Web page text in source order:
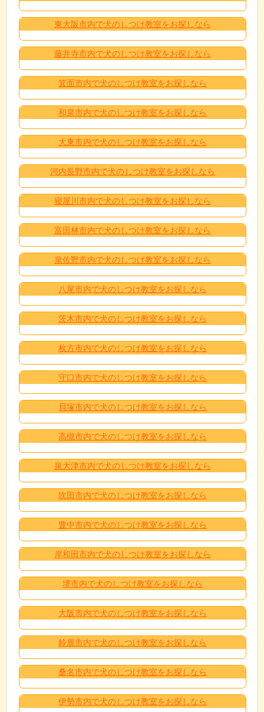
東大阪市内で犬のしつけ教室をお探しなら
藤井寺市内で犬のしつけ教室をお探しなら
箕面市内で犬のしつけ教室をお探しなら
和泉市内で犬のしつけ教室をお探しなら
大東市内で犬のしつけ教室をお探しなら
河内長野市内で犬のしつけ教室をお探しなら
寝屋川市内で犬のしつけ教室をお探しなら
富田林市内で犬のしつけ教室をお探しなら
泉佐野市内で犬のしつけ教室をお探しなら
八尾市内で犬のしつけ教室をお探しなら
茨木市内で犬のしつけ教室をお探しなら
枚方市内で犬のしつけ教室をお探しなら
守口市内で犬のしつけ教室をお探しなら
貝塚市内で犬のしつけ教室をお探しなら
高槻市内で犬のしつけ教室をお探しなら
泉大津市内で犬のしつけ教室をお探しなら
吹田市内で犬のしつけ教室をお探しなら
豊中市内で犬のしつけ教室をお探しなら
岸和田市内で犬のしつけ教室をお探しなら
堺市内で犬のしつけ教室をお探しなら
大阪市内で犬のしつけ教室をお探しなら
鈴鹿市内で犬のしつけ教室をお探しなら
桑名市内で犬のしつけ教室をお探しなら
伊勢市内で犬のしつけ教室をお探しなら